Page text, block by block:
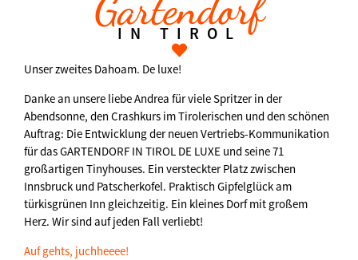
IN TIROL
Unser zweites Dahoam. De luxe!
Danke an unsere liebe Andrea für viele Spritzer in der
Abendsonne, den Crashkurs im Tirolerischen und den schönen
Auftrag: Die Entwicklung der neuen Vertriebs-Kommunikation
für das GARTENDORF IN TIROL DE LUXE und seine 71
großartigen Tinyhouses. Ein versteckter Platz zwischen
Innsbruck und Patscherkofel. Praktisch Gipfelglück am
türkisgrünen Inn gleichzeitig. Ein kleines Dorf mit großem
Herz. Wir sind auf jeden Fall verliebt!
Auf gehts, juchheeee!